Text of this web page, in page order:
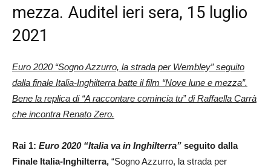
mezza. Auditel ieri sera, 15 luglio
2021
Euro 2020 “Sogno Azzurro, la strada per Wembley” seguito
dalla finale Italia-Inghilterra batte il film “Nove lune e mezza”.
Bene la replica di “A raccontare comincia tu” di Raffaella Carrà
che incontra Renato Zero.
Rai 1: Euro 2020 “Italia va in Inghilterra” seguito dalla
Finale Italia-Inghilterra, “Sogno Azzurro, la strada per